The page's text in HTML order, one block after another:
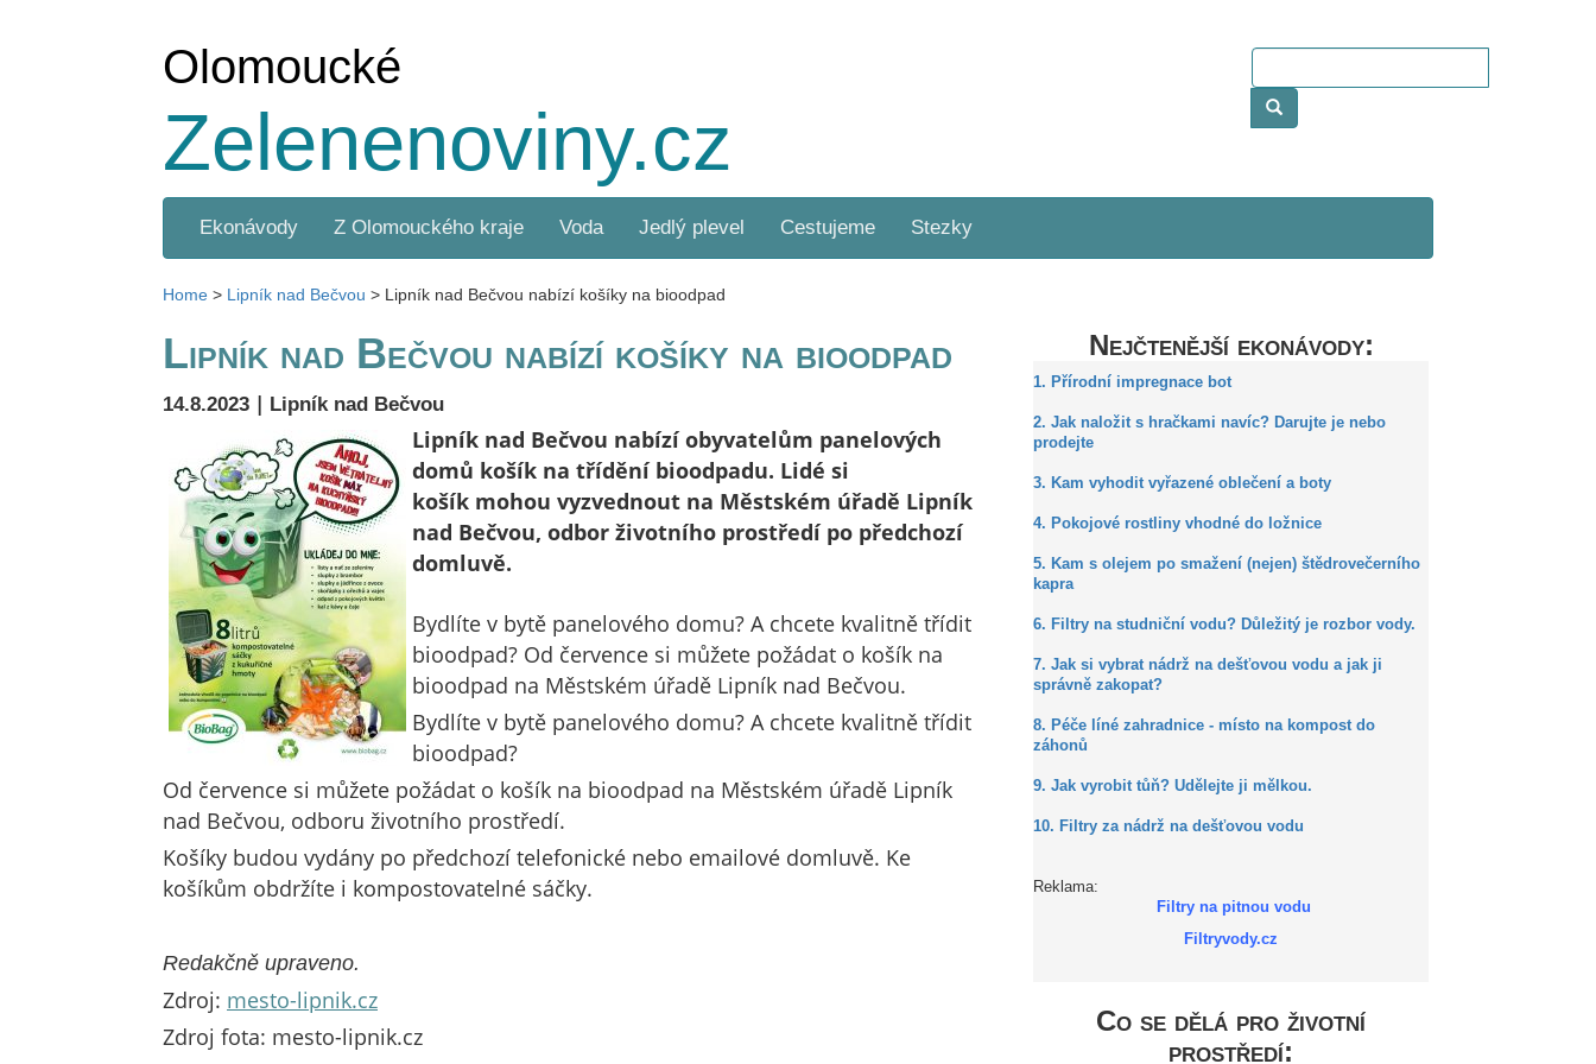
Olomoucké
Zelenenoviny.cz
Ekonávody Z Olomouckého kraje Voda Jedlý plevel Cestujeme Stezky
Home > Lipník nad Bečvou > Lipník nad Bečvou nabízí košíky na bioodpad
Lipník nad Bečvou nabízí košíky na bioodpad
14.8.2023 | Lipník nad Bečvou
Lipník nad Bečvou nabízí obyvatelům panelových
domů košík na třídění bioodpadu. Lidé si
košík mohou vyzvednout na Městském úřadě Lipník
nad Bečvou, odbor životního prostředí po předchozí
domluvě.
Bydlíte v bytě panelového domu? A chcete kvalitně třídit
bioodpad? Od července si můžete požádat o košík na
bioodpad na Městském úřadě Lipník nad Bečvou.
Bydlíte v bytě panelového domu? A chcete kvalitně třídit
bioodpad?
Od července si můžete požádat o košík na bioodpad na Městském úřadě Lipník
nad Bečvou, odboru životního prostředí.
Košíky budou vydány po předchozí telefonické nebo emailové domluvě. Ke
košíkům obdržíte i kompostovatelné sáčky.
Redakčně upraveno.
Zdroj: mesto-lipnik.cz
Zdroj fota: mesto-lipnik.cz
Nejčtenější ekonávody:
1. Přírodní impregnace bot
2. Jak naložit s hračkami navíc? Darujte je nebo
prodejte
3. Kam vyhodit vyřazené oblečení a boty
4. Pokojové rostliny vhodné do ložnice
5. Kam s olejem po smažení (nejen) štědrovečerního
kapra
6. Filtry na studniční vodu? Důležitý je rozbor vody.
7. Jak si vybrat nádrž na dešťovou vodu a jak ji
správně zakopat?
8. Péče líné zahradnice - místo na kompost do
záhonů
9. Jak vyrobit tůň? Udělejte ji mělkou.
10. Filtry za nádrž na dešťovou vodu
Reklama:
Filtry na pitnou vodu
Filtryvody.cz
Co se dělá pro životní
prostředí: